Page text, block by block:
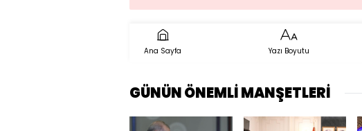
Ana Sayfa Yazı Boyutu
GÜNÜN ÖNEMLİ MANŞETLERİ